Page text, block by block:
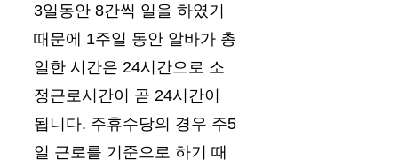
3일동안 8간씩 일을 하였기
때문에 1주일 동안 알바가 총
일한 시간은 24시간으로 소
정근로시간이 곧 24시간이
됩니다. 주휴수당의 경우 주5
일 근로를 기준으로 하기 때